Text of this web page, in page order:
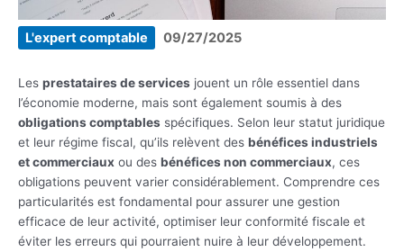
L'expert comptable 09/27/2025
Les prestataires de services jouent un rôle essentiel dans
l’économie moderne, mais sont également soumis à des
obligations comptables spécifiques. Selon leur statut juridique
et leur régime fiscal, qu’ils relèvent des bénéfices industriels
et commerciaux ou des bénéfices non commerciaux, ces
obligations peuvent varier considérablement. Comprendre ces
particularités est fondamental pour assurer une gestion
efficace de leur activité, optimiser leur conformité fiscale et
éviter les erreurs qui pourraient nuire à leur développement.